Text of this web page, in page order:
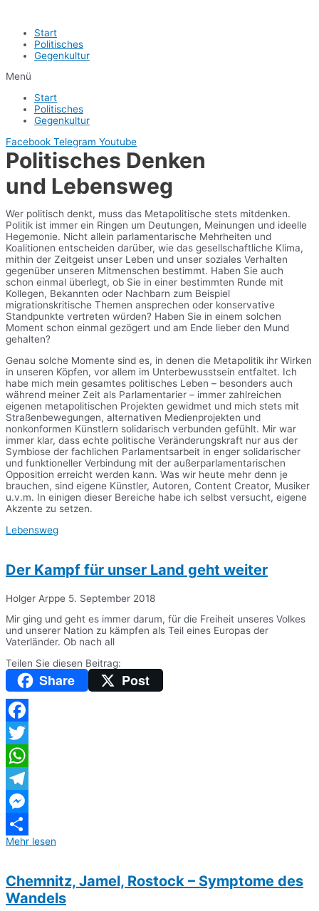
Start
Politisches
Gegenkultur
Menü
Start
Politisches
Gegenkultur
Facebook Telegram Youtube
Politisches Denken
und Lebensweg
Wer politisch denkt, muss das Metapolitische stets mitdenken.
Politik ist immer ein Ringen um Deutungen, Meinungen und ideelle
Hegemonie. Nicht allein parlamentarische Mehrheiten und
Koalitionen entscheiden darüber, wie das gesellschaftliche Klima,
mithin der Zeitgeist unser Leben und unser soziales Verhalten
gegenüber unseren Mitmenschen bestimmt. Haben Sie auch
schon einmal überlegt, ob Sie in einer bestimmten Runde mit
Kollegen, Bekannten oder Nachbarn zum Beispiel
migrationskritische Themen ansprechen oder konservative
Standpunkte vertreten würden? Haben Sie in einem solchen
Moment schon einmal gezögert und am Ende lieber den Mund
gehalten?
Genau solche Momente sind es, in denen die Metapolitik ihr Wirken
in unseren Köpfen, vor allem im Unterbewusstsein entfaltet. Ich
habe mich mein gesamtes politisches Leben – besonders auch
während meiner Zeit als Parlamentarier – immer zahlreichen
eigenen metapolitischen Projekten gewidmet und mich stets mit
Straßenbewegungen, alternativen Medienprojekten und
nonkonformen Künstlern solidarisch verbunden gefühlt. Mir war
immer klar, dass echte politische Veränderungskraft nur aus der
Symbiose der fachlichen Parlamentsarbeit in enger solidarischer
und funktioneller Verbindung mit der außerparlamentarischen
Opposition erreicht werden kann. Was wir heute mehr denn je
brauchen, sind eigene Künstler, Autoren, Content Creator, Musiker
u.v.m. In einigen dieser Bereiche habe ich selbst versucht, eigene
Akzente zu setzen.
Lebensweg
Der Kampf für unser Land geht weiter
Holger Arppe 5. September 2018
Mir ging und geht es immer darum, für die Freiheit unseres Volkes
und unserer Nation zu kämpfen als Teil eines Europas der
Vaterländer. Ob nach all
Teilen Sie diesen Beitrag:
Share Post
Facebook
Twitter
WhatsApp
Telegram
Messenger
Teilen
Mehr lesen
Chemnitz, Jamel, Rostock – Symptome des
Wandels